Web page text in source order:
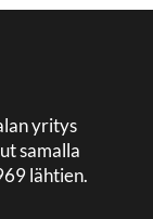
yritys
samalla
lähtien.